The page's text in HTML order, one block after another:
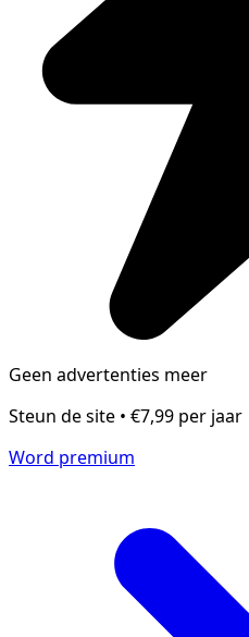
Geen advertenties meer
Steun de site • €7,99 per jaar
Word premium